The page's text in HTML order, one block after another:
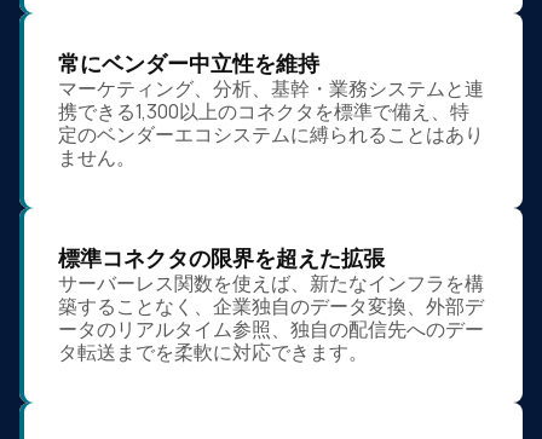
常にベンダー中立性を維持
マーケティング、分析、基幹・業務システムと連
携できる1,300以上のコネクタを標準で備え、特
定のベンダーエコシステムに縛られることはあり
ません。
標準コネクタの限界を超えた拡張
サーバーレス関数を使えば、新たなインフラを構
築することなく、企業独自のデータ変換、外部デ
ータのリアルタイム参照、独自の配信先へのデー
タ転送までを柔軟に対応できます。